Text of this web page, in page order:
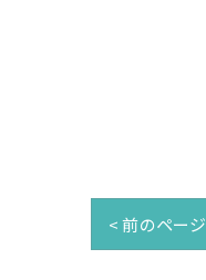
< 前のページ